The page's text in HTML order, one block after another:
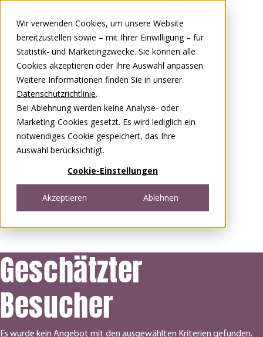
Wir verwenden Cookies, um unsere Website
bereitzustellen sowie – mit Ihrer Einwilligung – für
Statistik- und Marketingzwecke. Sie können alle
Cookies akzeptieren oder Ihre Auswahl anpassen.
Weitere Informationen finden Sie in unserer
Datenschutzrichtlinie.
Bei Ablehnung werden keine Analyse- oder
Marketing-Cookies gesetzt. Es wird lediglich ein
notwendiges Cookie gespeichert, das Ihre
Auswahl berücksichtigt.
Cookie-Einstellungen
Akzeptieren Ablehnen
0848 00 77 88
Geschätzter
Besucher
Es wurde kein Angebot mit den ausgewählten Kriterien gefunden.